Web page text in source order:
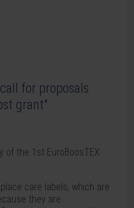
for proposals
grant"
of the 1st EuroBoosTEX
care labels, which are
they are